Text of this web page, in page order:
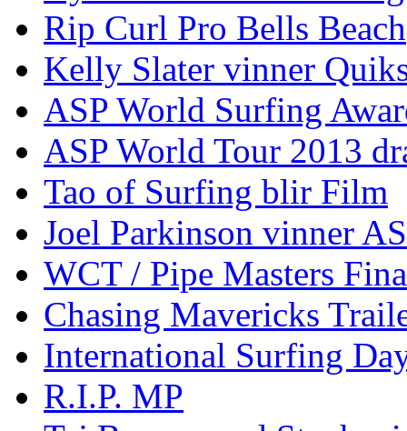
Rip Curl Pro Bells Beach
Kelly Slater vinner
ASP World Surfing
ASP World Tour 2013
Tao of Surfing blir Film
Joel Parkinson vinner
WCT / Pipe Masters
Chasing Mavericks
International Surfing
R.I.P. MP